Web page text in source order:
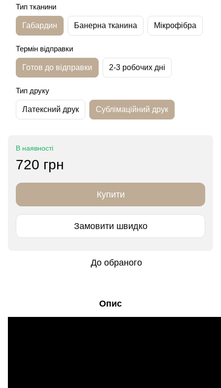
Тип тканини
Габардин Банерна тканина Мікрофібра
Термін відправки
Готов до відправки 2-3 робочих дні
Тип друку
Латексний друк Сублімаційний друк
В наявності
720 грн
Купити
Замовити швидко
До обраного
Опис